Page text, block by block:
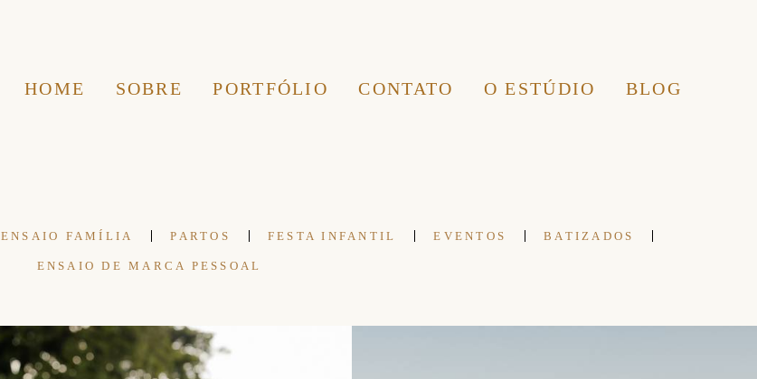
HOME SOBRE PORTFÓLIO CONTATO O ESTÚDIO BLOG
ENSAIO FAMÍLIA PARTOS FESTA INFANTIL EVENTOS BATIZADOS
ENSAIO DE MARCA PESSOAL